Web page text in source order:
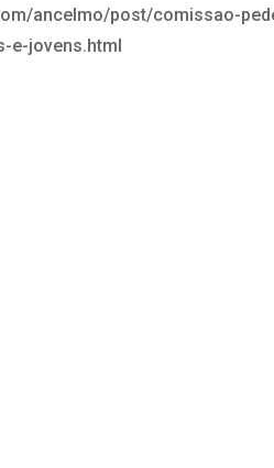
ancelmo/post/comissao-
e-jovens.html